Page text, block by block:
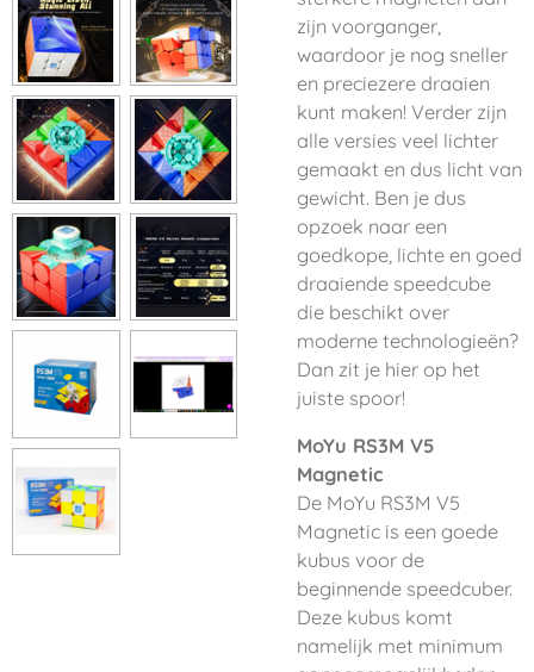
zijn voorganger,
waardoor je nog sneller
en preciezere draaien
kunt maken! Verder zijn
alle versies veel lichter
gemaakt en dus licht van
gewicht. Ben je dus
opzoek naar een
goedkope, lichte en goed
draaiende speedcube
die beschikt over
moderne technologieën?
Dan zit je hier op het
juiste spoor!
MoYu RS3M V5
Magnetic
De MoYu RS3M V5
Magnetic is een goede
kubus voor de
beginnende speedcuber.
Deze kubus komt
namelijk met minimum